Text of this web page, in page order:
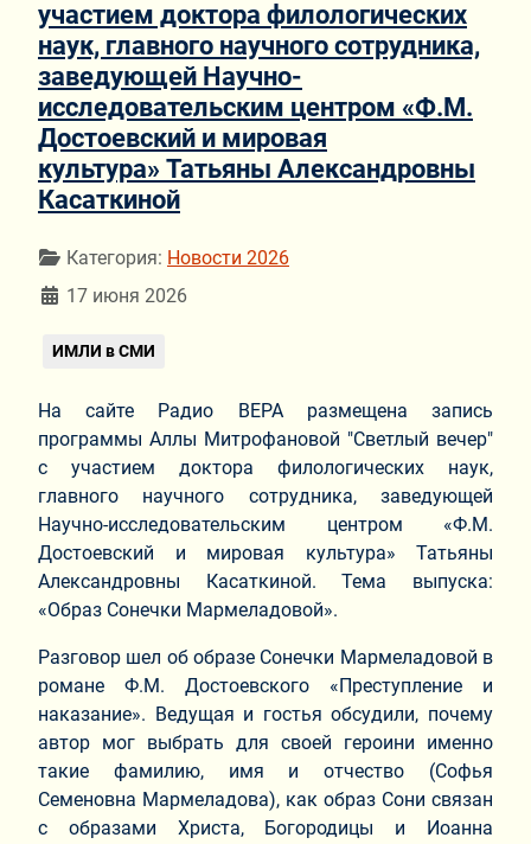
участием доктора филологических
наук, главного научного сотрудника,
заведующей Научно-
исследовательским центром «Ф.М.
Достоевский и мировая
культура» Татьяны Александровны
Касаткиной
Информация о материале
Категория: Новости 2026
17 июня 2026
ИМЛИ в СМИ
На сайте Радио ВЕРА размещена запись
программы Аллы Митрофановой "Светлый вечер"
с участием доктора филологических наук,
главного научного сотрудника, заведующей
Научно-исследовательским центром «Ф.М.
Достоевский и мировая культура» Татьяны
Александровны Касаткиной. Тема выпуска:
«Образ Сонечки Мармеладовой».
Разговор шел об образе Сонечки Мармеладовой в
романе Ф.М. Достоевского «Преступление и
наказание». Ведущая и гостья обсудили, почему
автор мог выбрать для своей героини именно
такие фамилию, имя и отчество (Софья
Семеновна Мармеладова), как образ Сони связан
с образами Христа, Богородицы и Иоанна